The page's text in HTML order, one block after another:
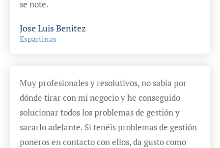
se note.
Jose Luis Benitez
Espartinas
Muy profesionales y resolutivos, no sabía por
dónde tirar con mi negocio y he conseguido
solucionar todos los problemas de gestión y
sacarlo adelante. Si tenéis problemas de gestión
poneros en contacto con ellos, da gusto como